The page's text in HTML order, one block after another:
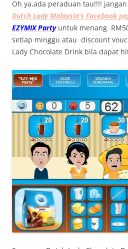
Oh ya,ada peraduan tau!!!!
Dutch Lady Malaysia’s Facebook
EZYMIX Partyuntuk menang
setiap minggu atau discount
Lady Chocolate Drink bila dapat